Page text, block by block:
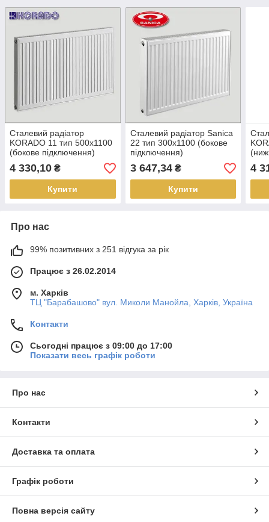
Сталевий радіатор
KORADO 11 тип 500х1100
(бокове підключення)
4 330,10 ₴
Купити
Сталевий радіатор Sanica
22 тип 300х1100 (бокове
підключення)
3 647,34₴
Купити
4
Про нас
99% позитивних з 251 відгука за рік
Працює з 26.02.2014
м. Харків
ТЦ "Барабашово" вул. Миколи Манойла, Харків, Україна
Контакти
Сьогодні працює з 09:00 до 17:00
Показати весь графік роботи
Про нас
Контакти
Доставка та оплата
Графік роботи
Повна версія сайту